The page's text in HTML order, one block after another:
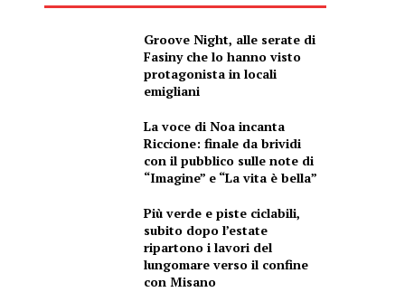
Groove Night, alle serate di
Fasiny che lo hanno visto
protagonista in locali
emigliani
La voce di Noa incanta
Riccione: finale da brividi
con il pubblico sulle note di
“Imagine” e “La vita è bella”
Più verde e piste ciclabili,
subito dopo l’estate
ripartono i lavori del
lungomare verso il confine
con Misano